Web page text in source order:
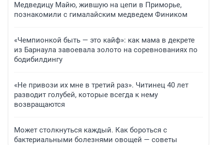
Медведицу Майю, жившую на цепи в Приморье,
познакомили с гималайским медведем Фиником
«Чемпионкой быть — это кайф»: как мама в декрете
из Барнаула завоевала золото на соревнованиях по
бодибилдингу
«Не привози их мне в третий раз». Читинец 40 лет
разводит голубей, которые всегда к нему
возвращаются
Может столкнуться каждый. Как бороться с
бактериальными болезнями овощей — советы